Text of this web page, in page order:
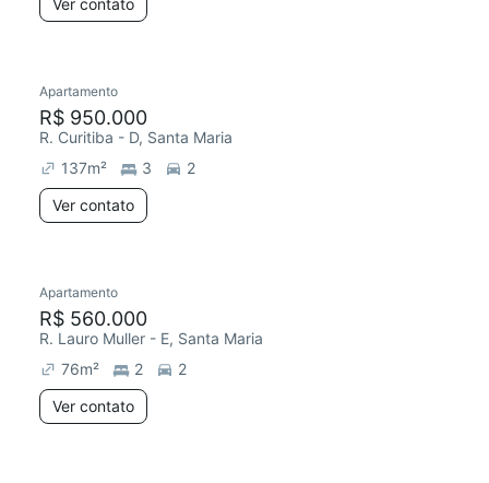
Ver contato
Apartamento
R$ 950.000
R. Curitiba - D, Santa Maria
137m² 3
2
Ver contato
Apartamento
R$ 560.000
R. Lauro Muller - E, Santa Maria
76m² 2
2
Ver contato